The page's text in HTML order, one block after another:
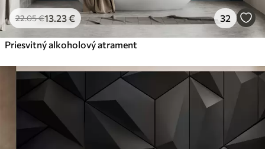
22.05€13 .23€ 32
Priesvitný alkoholový atrament